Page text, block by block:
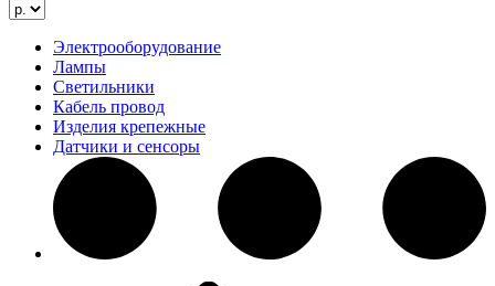
Электрооборудование
Лампы
Светильники
Кабель провод
Изделия крепежные
Датчики и сенсоры